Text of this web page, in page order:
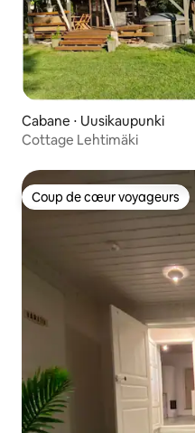
Cabane ⋅ Uusikaupunki
Cottage Lehtimäki
Coup de cœur voyageurs
Coup de cœur voyageurs